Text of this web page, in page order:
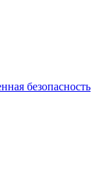
безопасность